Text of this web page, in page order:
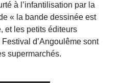
à l’infantilisation par la
« la bande dessinée est
et les petits éditeurs
d’Angoulême sont
supermarchés.